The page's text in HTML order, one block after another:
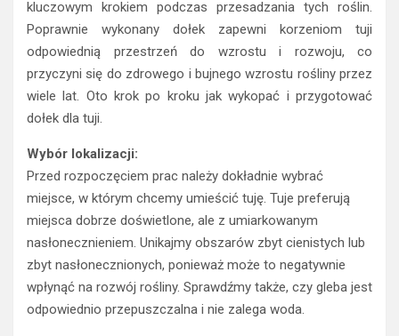
kluczowym krokiem podczas przesadzania tych roślin.
Poprawnie wykonany dołek zapewni korzeniom tuji
odpowiednią przestrzeń do wzrostu i rozwoju, co
przyczyni się do zdrowego i bujnego wzrostu rośliny przez
wiele lat. Oto krok po kroku jak wykopać i przygotować
dołek dla tuji.
Wybór lokalizacji:
Przed rozpoczęciem prac należy dokładnie wybrać
miejsce, w którym chcemy umieścić tuję. Tuje preferują
miejsca dobrze doświetlone, ale z umiarkowanym
nasłonecznieniem. Unikajmy obszarów zbyt cienistych lub
zbyt nasłonecznionych, ponieważ może to negatywnie
wpłynąć na rozwój rośliny. Sprawdźmy także, czy gleba jest
odpowiednio przepuszczalna i nie zalega woda.